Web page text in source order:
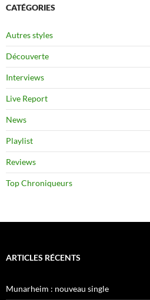
CATÉGORIES
Autres styles
Découverte
Interviews
Live Report
News
Playlist
Reviews
Top Chroniqueurs
ARTICLES RÉCENTS
Munarheim : nouveau single